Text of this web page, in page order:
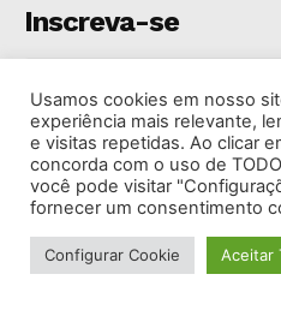
Inscreva-se
I've read and accept the
Usamos cookies em nosso
experiência mais relevante,
e visitas repetidas. Ao clicar
concorda com o uso de
você pode visitar
fornecer um consentimento
Configurar Cookie Aceitar